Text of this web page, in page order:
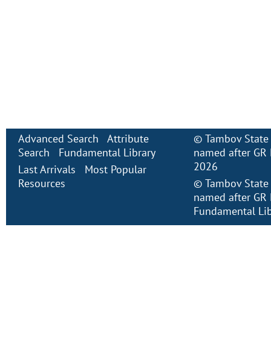
Advanced Search
Attribute
Search
Fundamental Library
Last Arrivals
Most Popular
Resources
© Tambov
named after
2026
© Tambov
named after
Fundamental